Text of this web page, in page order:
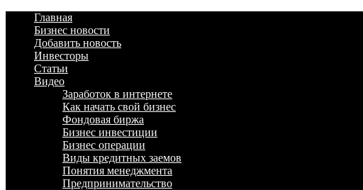
Главная
Бизнес новости
Добавить новость
Инвесторы
Статьи
Видео
Заработок в интернете
Как начать свой бизнес
Фондовая биржа
Бизнес инвестиции
Бизнес операции
Виды кредитных заемов
Понятия менеджмента
Предпринимательство